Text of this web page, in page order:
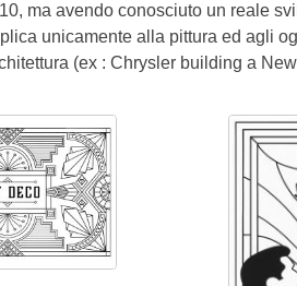
ma avendo conosciuto un reale
unicamente alla pittura ed agli
(ex : Chrysler building a